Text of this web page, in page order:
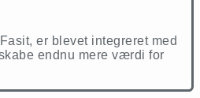
er blevet integreret med
endnu mere værdi for